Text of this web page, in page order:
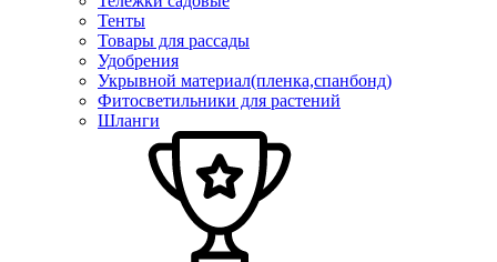
Тенты
Товары для рассады
Удобрения
Укрывной материал(пленка,спанбонд)
Фитосветильники для растений
Шланги